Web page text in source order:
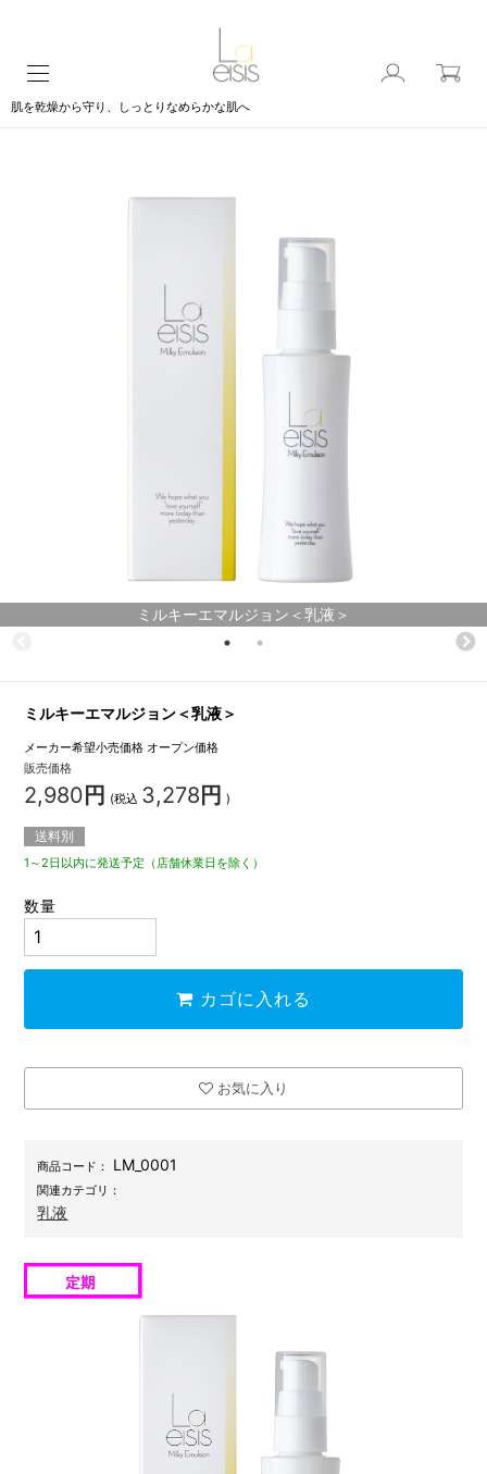
肌を乾燥から守り、しっとりなめらかな肌へ
ミルキーエマルジョン＜乳液＞
ミルキーエマルジョン＜乳液＞
メーカー希望小売価格 オープン価格
販売価格
2,980 円 (税込 3,278 円 )
送料別
1～2日以内に発送予定（店舗休業日を除く）
数量
カゴに入れる
お気に入り
商品コード： LM_0001
関連カテゴリ：
乳液